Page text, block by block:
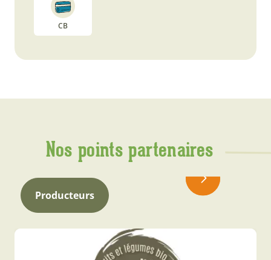
CB
Nos points partenaires
Producteurs